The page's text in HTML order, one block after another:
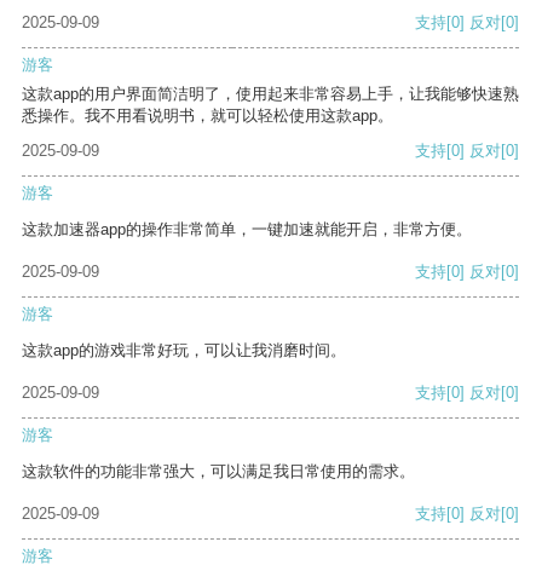
2025-09-09 支持[0] 反对[0]
游客
这款app的用户界面简洁明了，使用起来非常容易上手，让我能够快速熟
悉操作。我不用看说明书，就可以轻松使用这款app。
2025-09-09
支持[0] 反对[0]
游客
这款加速器app的操作非常简单，一键加速就能开启，非常方便。
2025-09-09 支持[0] 反对[0]
游客
这款app的游戏非常好玩，可以让我消磨时间。
2025-09-09 支持[0] 反对[0]
游客
这款软件的功能非常强大，可以满足我日常使用的需求。
2025-09-09 支持[0] 反对[0]
游客